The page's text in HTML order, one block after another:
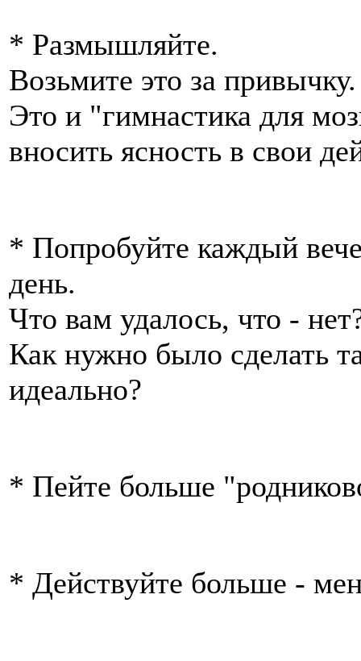
* Размышляйте.
Возьмите это за привычку.
Это и "гимнастика для
вносить ясность в свои
* Попробуйте каждый
день.
Что вам удалось, что -
Как нужно было сделать
идеально?
* Пейте больше
* Действуйте больше -